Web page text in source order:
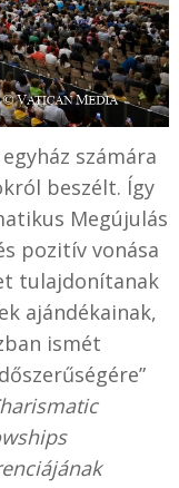
számára
beszélt. Így
Megújulás
pozitív vonása
tulajdonítanak
ajándékainak,
ismét